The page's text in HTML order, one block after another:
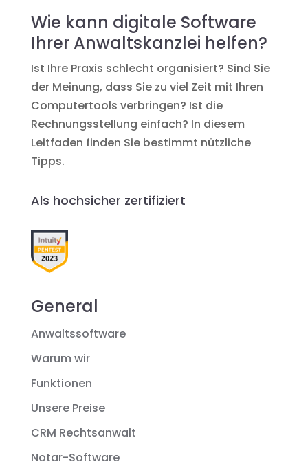
Wie kann digitale Software
Ihrer Anwaltskanzlei helfen?
Ist Ihre Praxis schlecht organisiert? Sind Sie
der Meinung, dass Sie zu viel Zeit mit Ihren
Computertools verbringen? Ist die
Rechnungsstellung einfach? In diesem
Leitfaden finden Sie bestimmt nützliche
Tipps.
Als hochsicher zertifiziert
General
Anwaltssoftware
Warum wir
Funktionen
Unsere Preise
CRM Rechtsanwalt
Notar-Software